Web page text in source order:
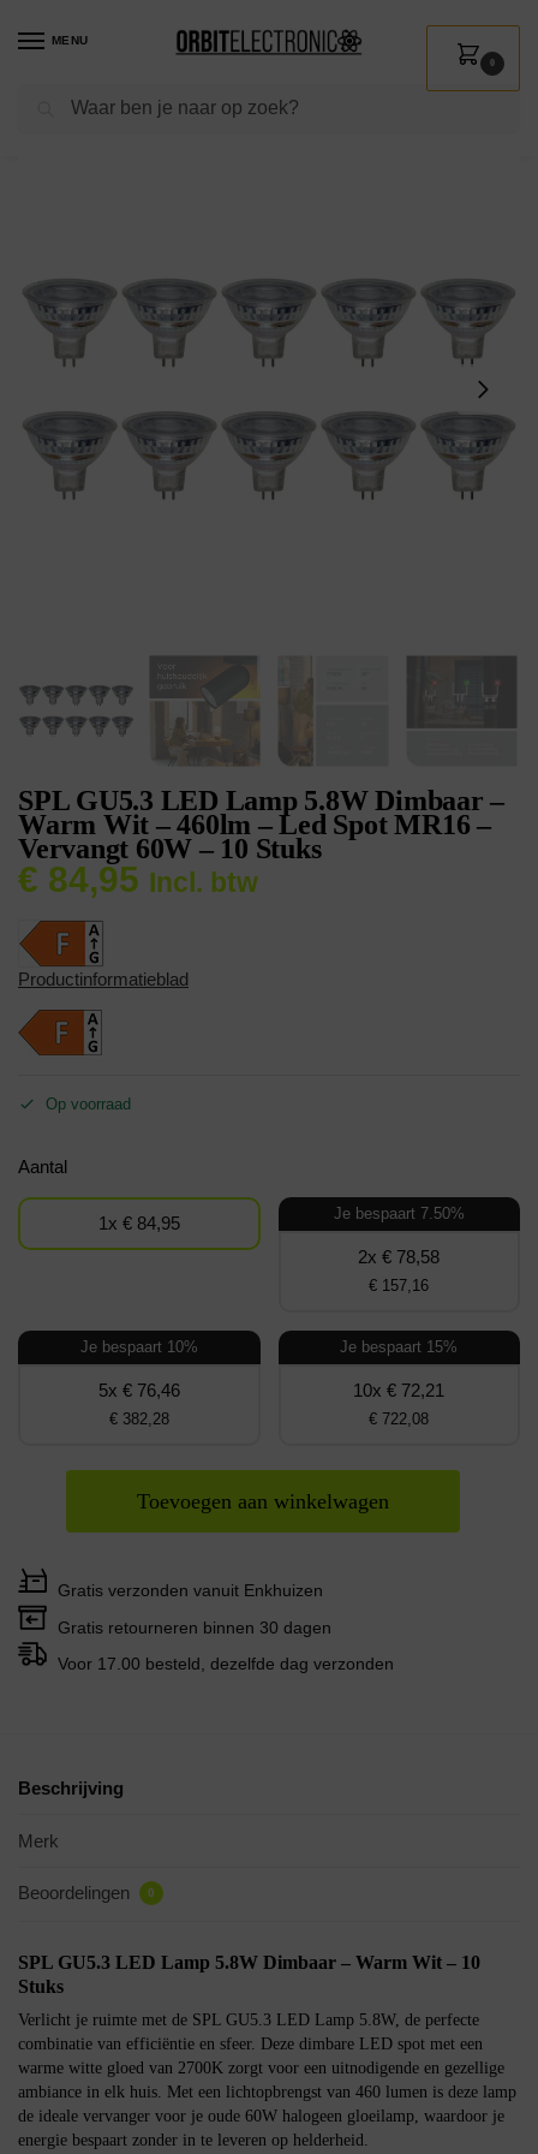
MENU
Zoeken
0
Shop / Verlichting / Lichtbronnen
SPL GU5.3 LED Lamp 5.8W Dimbaar –
Warm Wit – 460lm – Led Spot MR16 –
Vervangt 60W – 10 Stuks
€ 84,95 Incl. btw
Productinformatieblad
Op voorraad
Aantal
1x € 84,95 Je bespaart 7.50%
2x € 78,58
€ 157,16
Je bespaart 10%
5x € 76,46
€ 382,28
Je bespaart 15%
10x € 72,21
€ 722,08
Toevoegen aan winkelwagen
Gratis verzonden vanuit Enkhuizen
Gratis retourneren binnen 30 dagen
Voor 17.00 besteld, dezelfde dag verzonden
Beschrijving
Merk
Beoordelingen 0
SPL GU5.3 LED Lamp 5.8W Dimbaar – Warm Wit – 10
Stuks
Verlicht je ruimte met de SPL GU5.3 LED Lamp 5.8W, de perfecte
combinatie van efficiëntie en sfeer. Deze dimbare LED spot met een
warme witte gloed van 2700K zorgt voor een uitnodigende en gezellige
ambiance in elk huis. Met een lichtopbrengst van 460 lumen is deze lamp
de ideale vervanger voor je oude 60W halogeen gloeilamp, waardoor je
energie bespaart zonder in te leveren op helderheid.